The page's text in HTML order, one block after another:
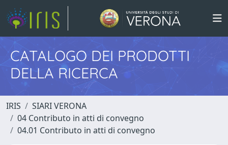
CATALOGO DEI PRODOTTI
DELLA RICERCA
IRIS
SIARI VERONA
04 Contributo in atti di convegno
04.01 Contributo in atti di convegno